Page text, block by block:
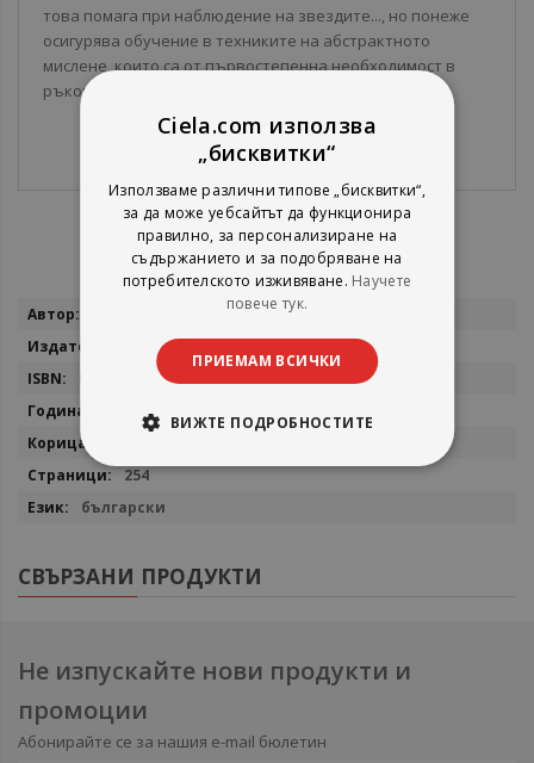
това помага при наблюдение на звездите..., но понеже
осигурява обучение в техниките на абстрактното
мислене, които са от първостепенна необходимост в
ръководството”.
Повече
Класика и Стил
9789543271160
254
български
СВЪРЗАНИ ПРОДУКТИ
Не изпускайте нови продукти и
промоции
Абонирайте се за нашия e-mail бюлетин
Ciela.com използва
„бисквитки“
Използваме различни типове „бисквитки“,
за да може уебсайтът да функционира
правилно, за персонализиране на
съдържанието и за подобряване на
потребителското изживяване. Научете
повече тук.
ПРИЕМАМ ВСИЧКИ
ВИЖТЕ ПОДРОБНОСТИТЕ